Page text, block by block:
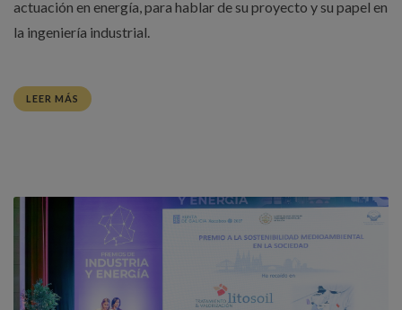
actuación en energía, para hablar de su proyecto y su papel en
la ingeniería industrial.
LEER MÁS